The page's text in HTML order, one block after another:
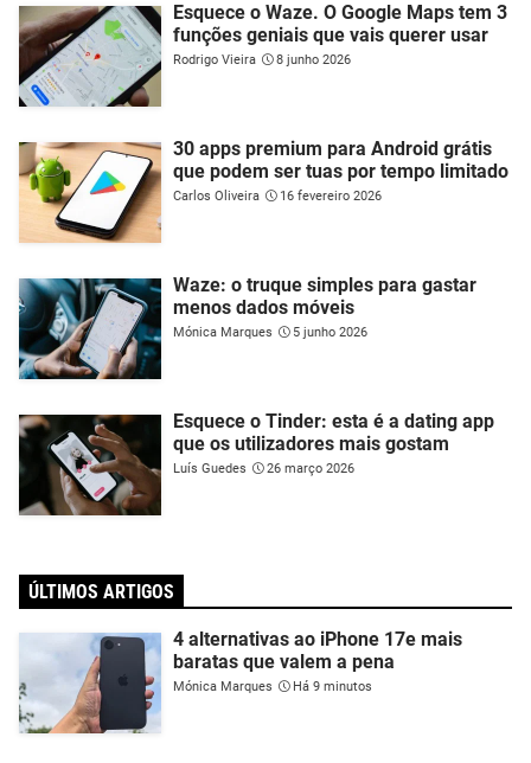
Esquece o Waze. O Google Maps tem 3
funções geniais que vais querer usar
Rodrigo Vieira 8 junho 2026
30 apps premium para Android grátis
que podem ser tuas por tempo limitado
Carlos Oliveira 16 fevereiro 2026
Waze: o truque simples para gastar
menos dados móveis
Mónica Marques 5 junho 2026
Esquece o Tinder: esta é a dating app
que os utilizadores mais gostam
Luís Guedes 26 março 2026
ÚLTIMOS ARTIGOS
4 alternativas ao iPhone 17e mais
baratas que valem a pena
Mónica Marques Há 9 minutos